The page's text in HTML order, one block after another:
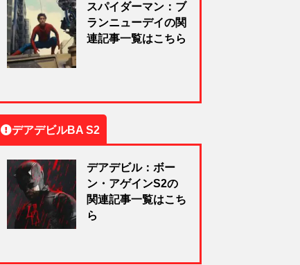
スパイダーマン：ブ
ランニューデイの関
連記事一覧はこちら
デアデビルBA S2
デアデビル：ボー
ン・アゲインS2の
関連記事一覧はこち
ら